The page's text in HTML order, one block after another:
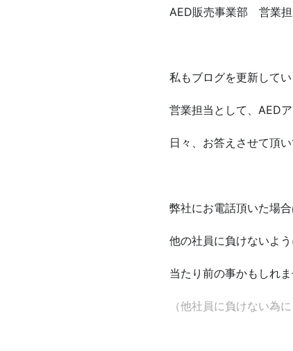
AED販売事業部 営業担
私もブログを更新して
営業担当として、AED
日々、お答えさせて頂い
弊社にお電話頂いた場
他の社員に負けないよ
当たり前の事かもしれ
（他社員に負けない為